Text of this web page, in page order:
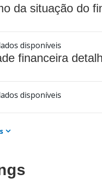
da situação do
disponíveis
financeira
disponíveis